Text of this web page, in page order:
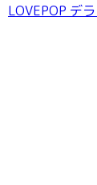
LOVEPOP デ